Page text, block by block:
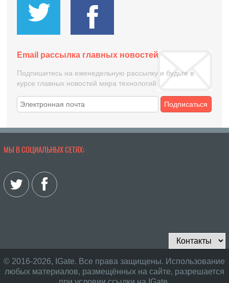
Email рассылка главных новостей
Подпишитесь на еженедельную рассылку и будьте в
курсе главных новостей мира технологий
Подписаться
МЫ В СОЦИАЛЬНЫХ СЕТЯХ:
© 2016-2026, IGate. Все права защищены. Использование
любых материалов, размещённых на сайте, разрешается